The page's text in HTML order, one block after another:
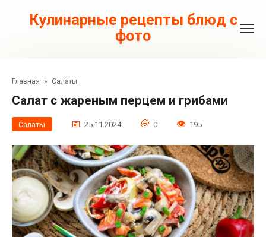
контентуКулинарные рецепты блюд с
фото
Главная » Салаты
Салат с жареным перцем и грибами
Салаты 25.11.2024 0 195